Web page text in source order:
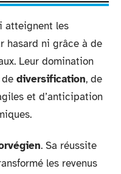
atteignent les
hasard ni grâce à de
Leur domination
diversification, de
et d’anticipation
. Sa réussite
les revenus